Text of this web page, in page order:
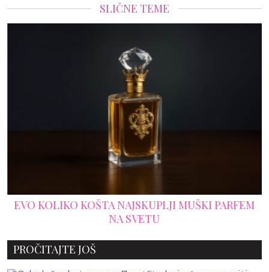
SLIČNE TEME
EVO KOLIKO KOŠTA NAJSKUPLJI MUŠKI PARFEM
NA SVETU
PROČITAJTE JOŠ